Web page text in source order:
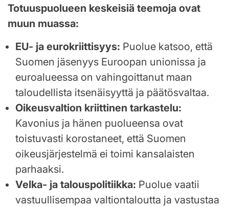
Totuuspuolueen keskeisiä teemoja ovat
muun muassa:
EU- ja eurokriittisyys: Puolue katsoo, että
Suomen jäsenyys Euroopan unionissa ja
euroalueessa on vahingoittanut maan
taloudellista itsenäisyyttä ja päätösvaltaa.
Oikeusvaltion kriittinen tarkastelu:
Kavonius ja hänen puolueensa ovat
toistuvasti korostaneet, että Suomen
oikeusjärjestelmä ei toimi kansalaisten
parhaaksi.
Velka- ja talouspolitiikka: Puolue vaatii
vastuullisempaa valtiontaloutta ja vastustaa